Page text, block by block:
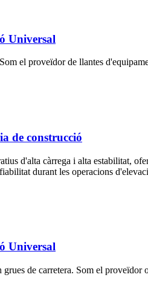
Universal
el proveïdor de llantes
de construcció
d'alta càrrega i alta estabilitat,
durant les operacions
Universal
de carretera. Som el